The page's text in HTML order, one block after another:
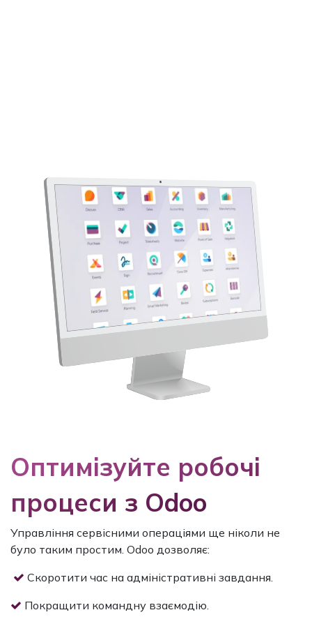
Oптимізуйте робочі
процеси з Odoo
Управління сервісними операціями ще ніколи не
було таким простим. Odoo дозволяє:
Скоротити час на адміністративні завдання.
Покращити командну взаємодію.